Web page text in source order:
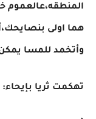
المنطقه،عالعموم
هما اولى
وأتخمد للمسا
تهكمت ثريا بإيحاء: